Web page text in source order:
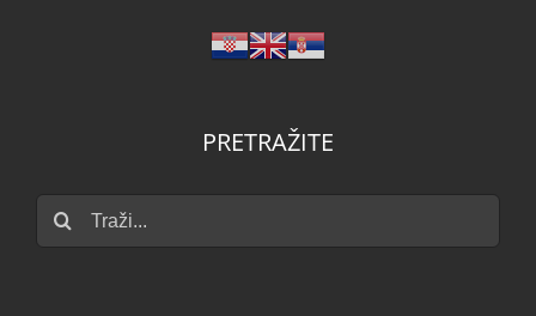
PRETRAŽITE
Traži...